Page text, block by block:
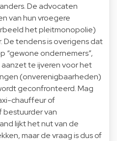
De advocaten
van hun vroegere
het pleitmonopolie)
De tendens is overigens dat
“gewone ondernemers”,
te ijveren voor het
(onverenigbaarheden)
geconfronteerd. Mag
chauffeur of
bestuurder van
lijkt het nut van de
maar de vraag is dus of